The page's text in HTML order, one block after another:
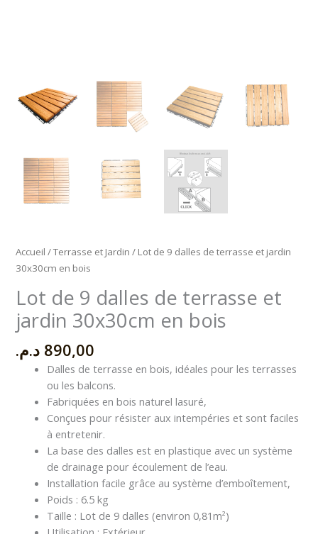
Accueil /Terrasse et Jardin / Lot de 9 dalles de terrasse et jardin
30x30cm en bois
Lot de 9 dalles de terrasse et
jardin 30x30cm en bois
890,00 د.م.
Dalles de terrasse en bois, idéales pour les terrasses
ou les balcons.
Fabriquées en bois naturel lasuré,
Conçues pour résister aux intempéries et sont faciles
à entretenir.
La base des dalles est en plastique avec un système
de drainage pour écoulement de l’eau.
Installation facile grâce au système d’emboîtement,
Poids : 6.5 kg
Taille : Lot de 9 dalles (environ 0,81m²)